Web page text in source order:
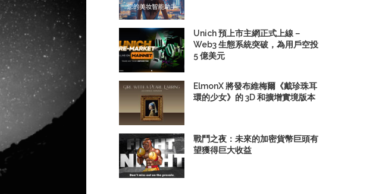
Unich 預上市主網正式上線－
Web3 生態系統突破，為用戶空投
5 億美元
ElmonX 將發布維梅爾《戴珍珠耳
環的少女》的 3D 和擴增實境版本
戰鬥之夜：未來的加密貨幣巨頭有
望獲得巨大收益